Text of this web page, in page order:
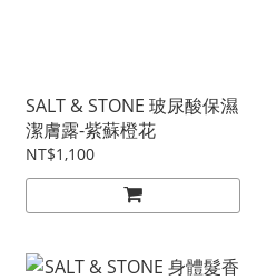
SALT & STONE 玻尿酸保濕
潔膚露-紫蘇橙花
NT$1,100